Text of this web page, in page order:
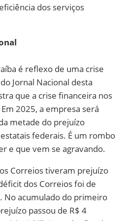
dos serviços
é reflexo de uma crise
Jornal Nacional desta
que a crise financeira nos
2025, a empresa será
metade do prejuízo
federais. É um rombo
e que vem se agravando.
Correios tiveram prejuízo
dos Correios foi de
No acumulado do primeiro
passou de R$ 4